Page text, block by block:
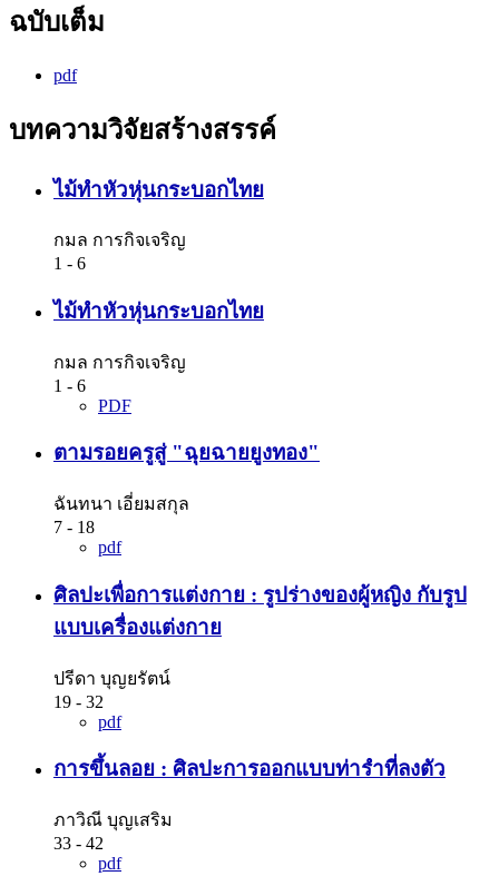
ฉบับเต็ม
pdf
บทความวิจัยสร้างสรรค์
ไม้ทำหัวหุ่นกระบอกไทย
กมล การกิจเจริญ
1 - 6
ไม้ทำหัวหุ่นกระบอกไทย
กมล การกิจเจริญ
1 - 6
PDF
ตามรอยครูสู่ "ฉุยฉายยูงทอง"
ฉันทนา เอี่ยมสกุล
7 - 18
pdf
ศิลปะเพื่อการแต่งกาย : รูปร่างของผู้หญิง กับรูป
แบบเครื่องแต่งกาย
ปรีดา บุญยรัตน์
19 - 32
pdf
การขึ้นลอย : ศิลปะการออกแบบท่ารำที่ลงตัว
ภาวิณี บุญเสริม
33 - 42
pdf